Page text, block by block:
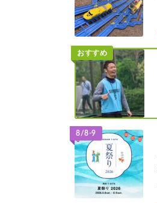
おすすめ
8/8-9